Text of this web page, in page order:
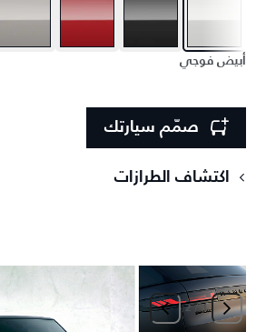
أبيض فوجي
صمّم سيارتك
اكتشاف الطرازات
1
/
2